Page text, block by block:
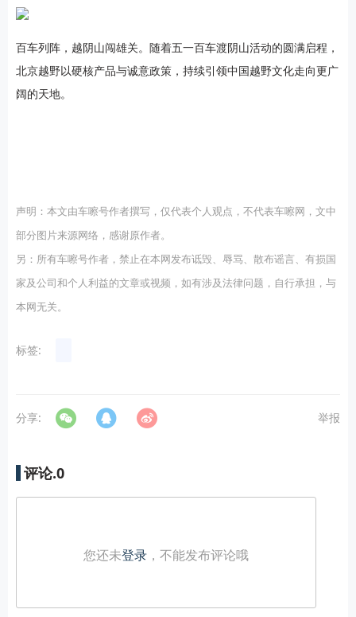
百车列阵，越阴山闯雄关。随着五一百车渡阴山活动的圆满启程，
北京越野以硬核产品与诚意政策，持续引领中国越野文化走向更广
阔的天地。
声明：本文由车嚓号作者撰写，仅代表个人观点，不代表车嚓网，文中
部分图片来源网络，感谢原作者。
另：所有车嚓号作者，禁止在本网发布诋毁、辱骂、散布谣言、有损国
家及公司和个人利益的文章或视频，如有涉及法律问题，自行承担，与
本网无关。
标签:
分享: 举报
评论.0
您还未登录 ，不能发布评论哦